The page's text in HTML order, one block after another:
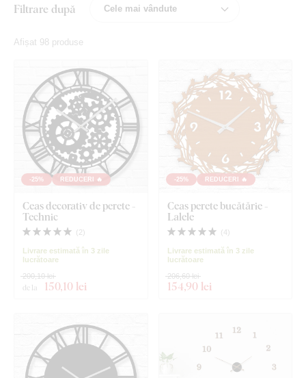
Filtrare după
Afișat 98 produse
-25% REDUCERI 🔥
Ceas decorativ de perete -
Technic
( 2)
Livrare estimată în 3 zile
lucrătoare
de la 150,10 lei
200,10 lei
-25% REDUCERI 🔥
Ceas perete bucătărie -
Lalele
( 4 )
Livrare estimată în 3 zile
lucrătoare
154,90 lei
206,60 lei